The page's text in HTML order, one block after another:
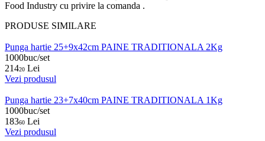
Food Industry cu privire la comanda .
PRODUSE SIMILARE
Punga hartie 25+9x42cm PAINE TRADITIONALA 2Kg
1000buc/set
21420 Lei
Vezi produsul
Punga hartie 23+7x40cm PAINE TRADITIONALA 1Kg
1000buc/set
18360 Lei
Vezi produsul